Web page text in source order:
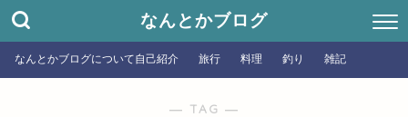
なんとかブログ
なんとかブログについて自己紹介 旅行 料理 釣り 雑記
― TAG ―